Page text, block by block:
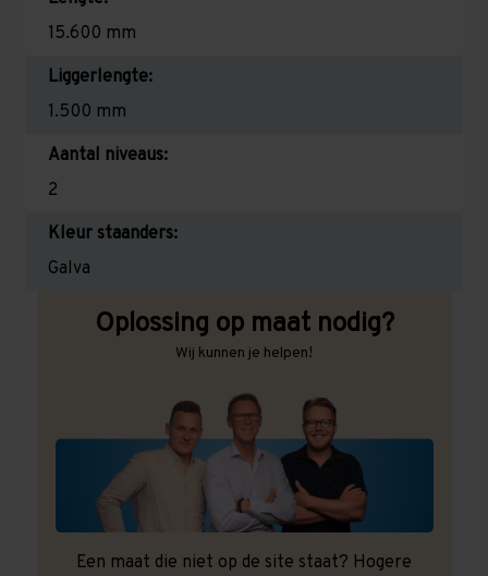
15.600 mm
Liggerlengte:
1.500 mm
Aantal niveaus:
2
Kleur staanders:
Galva
Oplossing op maat nodig?
Wij kunnen je helpen!
Een maat die niet op de site staat? Hogere